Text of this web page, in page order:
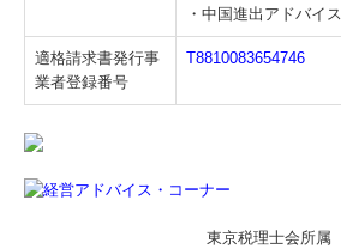
・中国進出アドバイス
適格請求書発行事
業者登録番号
T8810083654746
東京税理士会所属